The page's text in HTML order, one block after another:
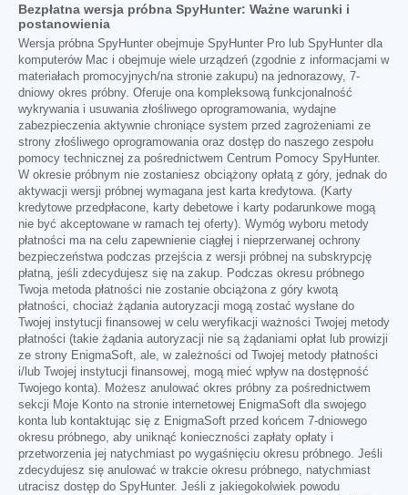
Bezpłatna wersja próbna SpyHunter: Ważne warunki i
postanowienia
Wersja próbna SpyHunter obejmuje SpyHunter Pro lub SpyHunter dla
komputerów Mac i obejmuje wiele urządzeń (zgodnie z informacjami w
materiałach promocyjnych/na stronie zakupu) na jednorazowy, 7-
dniowy okres próbny. Oferuje ona kompleksową funkcjonalność
wykrywania i usuwania złośliwego oprogramowania, wydajne
zabezpieczenia aktywnie chroniące system przed zagrożeniami ze
strony złośliwego oprogramowania oraz dostęp do naszego zespołu
pomocy technicznej za pośrednictwem Centrum Pomocy SpyHunter.
W okresie próbnym nie zostaniesz obciążony opłatą z góry, jednak do
aktywacji wersji próbnej wymagana jest karta kredytowa. (Karty
kredytowe przedpłacone, karty debetowe i karty podarunkowe mogą
nie być akceptowane w ramach tej oferty). Wymóg wyboru metody
płatności ma na celu zapewnienie ciągłej i nieprzerwanej ochrony
bezpieczeństwa podczas przejścia z wersji próbnej na subskrypcję
płatną, jeśli zdecydujesz się na zakup. Podczas okresu próbnego
Twoja metoda płatności nie zostanie obciążona z góry kwotą
płatności, chociaż żądania autoryzacji mogą zostać wysłane do
Twojej instytucji finansowej w celu weryfikacji ważności Twojej metody
płatności (takie żądania autoryzacji nie są żądaniami opłat lub prowizji
ze strony EnigmaSoft, ale, w zależności od Twojej metody płatności
i/lub Twojej instytucji finansowej, mogą mieć wpływ na dostępność
Twojego konta). Możesz anulować okres próbny za pośrednictwem
sekcji Moje Konto na stronie internetowej EnigmaSoft dla swojego
konta lub kontaktując się z EnigmaSoft przed końcem 7-dniowego
okresu próbnego, aby uniknąć konieczności zapłaty opłaty i
przetworzenia jej natychmiast po wygaśnięciu okresu próbnego. Jeśli
zdecydujesz się anulować w trakcie okresu próbnego, natychmiast
utracisz dostęp do SpyHunter. Jeśli z jakiegokolwiek powodu